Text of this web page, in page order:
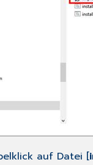
auf Datei [